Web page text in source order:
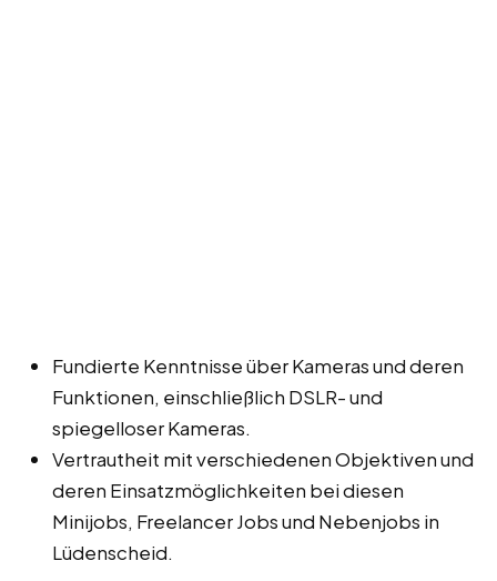
Fundierte Kenntnisse über Kameras und deren
Funktionen, einschließlich DSLR- und
spiegelloser Kameras.
Vertrautheit mit verschiedenen Objektiven und
deren Einsatzmöglichkeiten bei diesen
Minijobs, Freelancer Jobs und Nebenjobs in
Lüdenscheid.